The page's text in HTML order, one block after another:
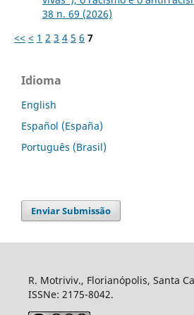
38 n. 69 (2026)
<< < 1 2 3 4 5 6 7
Idioma
English
Español (España)
Português (Brasil)
Enviar Submissão
R. Motriviv., Florianópolis, Santa
ISSNe: 2175-8042.